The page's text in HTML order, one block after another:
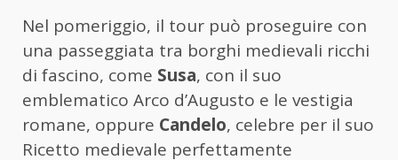
Nel pomeriggio, il tour può proseguire con
una passeggiata tra borghi medievali ricchi
di fascino, come Susa, con il suo
emblematico Arco d’Augusto e le vestigia
romane, oppure Candelo, celebre per il suo
Ricetto medievale perfettamente